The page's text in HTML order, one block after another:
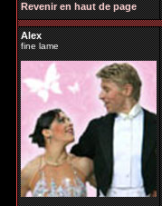
Revenir en haut de page
Alex
fine lame